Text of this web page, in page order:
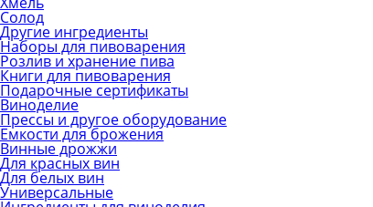
Солод
Другие ингредиенты
Наборы для пивоварения
Розлив и хранение пива
Книги для пивоварения
Подарочные сертификаты
Виноделие
Прессы и другое оборудование
Емкости для брожения
Винные дрожжи
Для красных вин
Для белых вин
Универсальные